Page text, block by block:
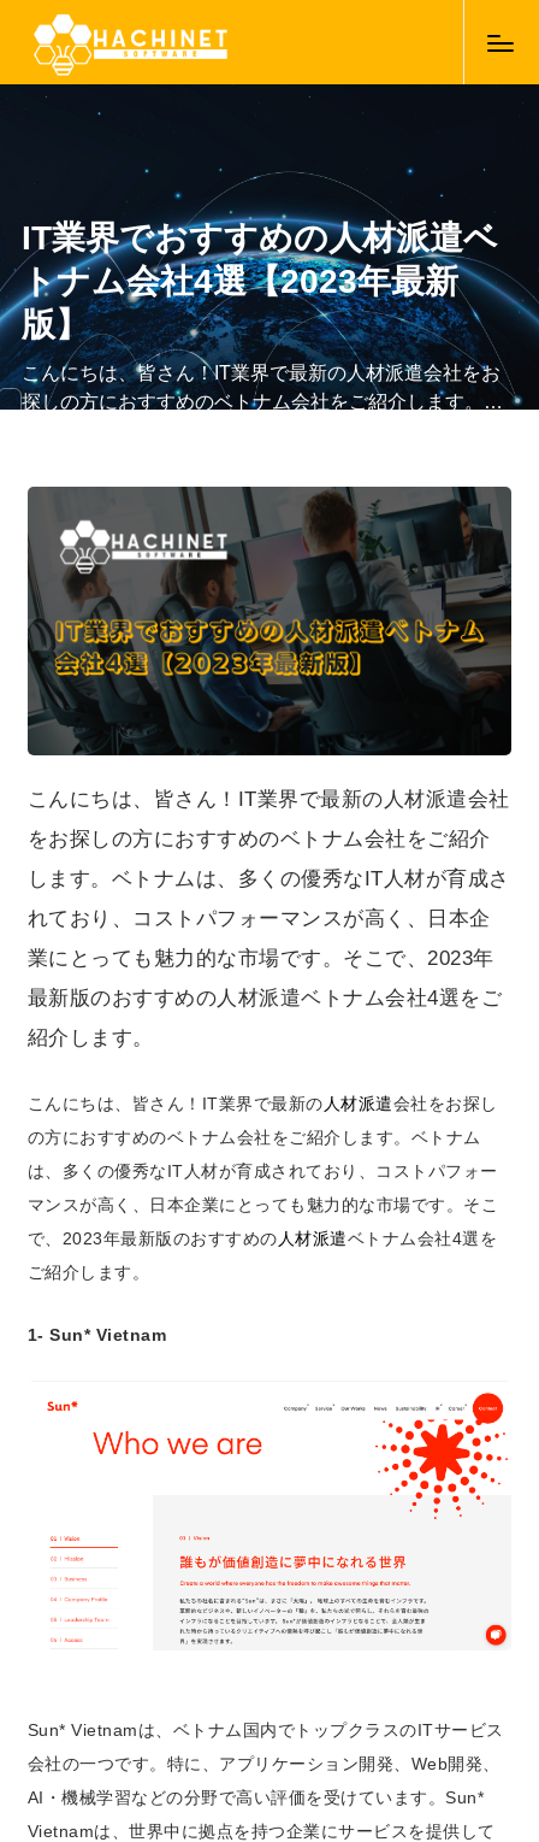
IT業界でおすすめの人材派遣ベ
トナム会社4選【2023年最新
版】
こんにちは、皆さん！IT業界で最新の人材派遣会社をお
探しの方におすすめのベトナム会社をご紹介します。ベ
市場です。そこで、2023年最新版のおすすめの人材派遣
ベトナム会社4選をご紹介します。
こんにちは、皆さん！IT業界で最新の人材派遣会社
をお探しの方におすすめのベトナム会社をご紹介
します。ベトナムは、多くの優秀なIT人材が育成さ
れており、コストパフォーマンスが高く、日本企
業にとっても魅力的な市場です。そこで、2023年
最新版のおすすめの人材派遣ベトナム会社4選をご
紹介します。
こんにちは、皆さん！IT業界で最新の人材派遣会社をお探し
の方におすすめのベトナム会社をご紹介します。ベトナム
は、多くの優秀なIT人材が育成されており、コストパフォー
マンスが高く、日本企業にとっても魅力的な市場です。そこ
で、2023年最新版のおすすめの人材派遣ベトナム会社4選を
ご紹介します。
1- Sun* Vietnam
Sun* Vietnamは、ベトナム国内でトップクラスのITサービス
会社の一つです。特に、アプリケーション開発、Web開発、
AI・機械学習などの分野で高い評価を受けています。Sun*
Vietnamは、世界中に拠点を持つ企業にサービスを提供して